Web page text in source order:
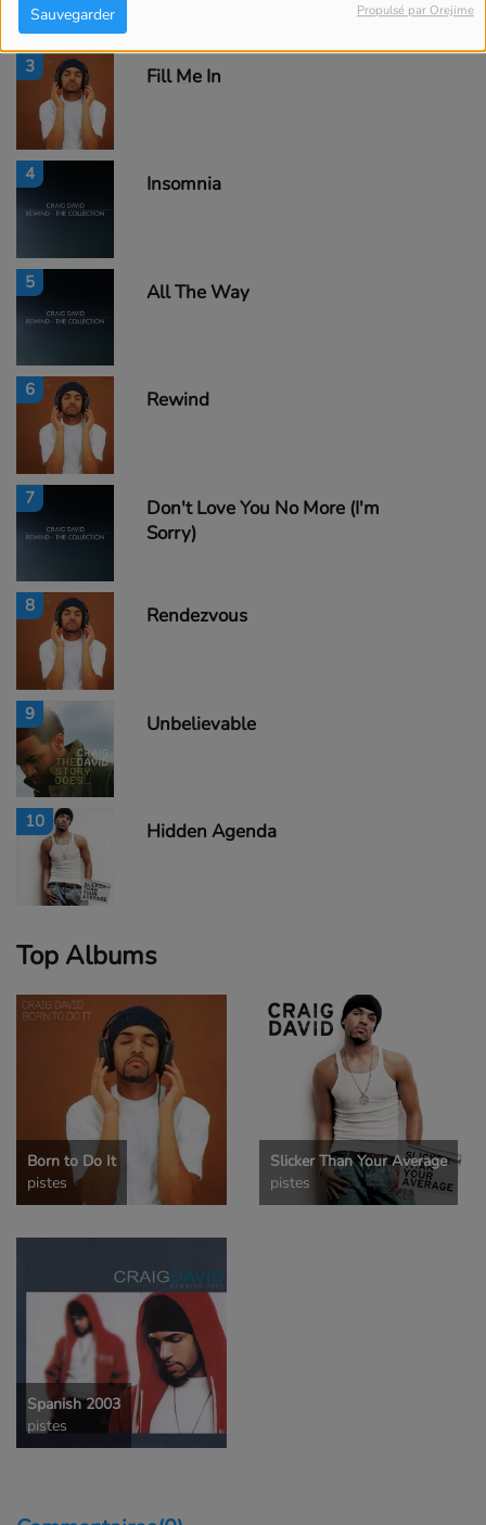
Sauvegarder Propulsé par Orejime
3 Fill Me In
4 Insomnia
5 All The Way
6 Rewind
7
Don't Love You No More (I'm
Sorry)
8 Rendezvous
9 Unbelievable
10 Hidden Agenda
Top Albums
Born to Do It
pistes
Slicker Than Your Average
pistes
Spanish 2003
pistes